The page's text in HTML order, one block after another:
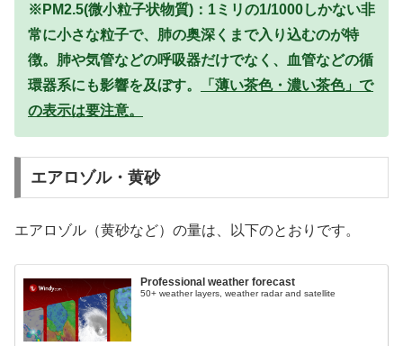
※PM2.5(微小粒子状物質)：1ミリの1/1000しかない非
常に小さな粒子で、肺の奥深くまで入り込むのが特
徴。肺や気管などの呼吸器だけでなく、血管などの循
環器系にも影響を及ぼす。
「薄い茶色・濃い茶色」で
の表示は要注意。
エアロゾル・黄砂
エアロゾル（黄砂など）の量は、以下のとおりです。
Professional weather forecast
50+ weather layers, weather radar and satellite